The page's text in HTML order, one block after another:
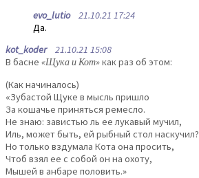
evo_lutio21.10.21 17:24
Да.
kot_koder21.10.21 15:08
В басне «Щука и Кот»как раз об этом:
(Как начиналось)
«Зубастой Щуке в мысль пришло
За кошачье приняться ремесло.
Не знаю: завистью ль ее лукавый мучил,
Иль, может быть, ей рыбный стол наскучил?
Но только вздумала Кота она просить,
Чтоб взял ее с собой он на охоту,
Мышей в анбаре половить.»